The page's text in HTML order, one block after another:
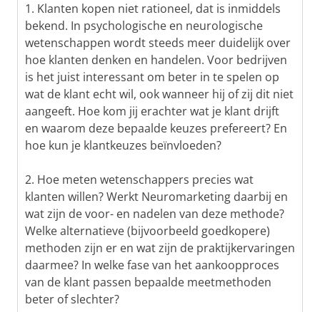
1. Klanten kopen niet rationeel, dat is inmiddels
bekend. In psychologische en neurologische
wetenschappen wordt steeds meer duidelijk over
hoe klanten denken en handelen. Voor bedrijven
is het juist interessant om beter in te spelen op
wat de klant echt wil, ook wanneer hij of zij dit niet
aangeeft. Hoe kom jij erachter wat je klant drijft
en waarom deze bepaalde keuzes prefereert? En
hoe kun je klantkeuzes beïnvloeden?
2. Hoe meten wetenschappers precies wat
klanten willen? Werkt Neuromarketing daarbij en
wat zijn de voor- en nadelen van deze methode?
Welke alternatieve (bijvoorbeeld goedkopere)
methoden zijn er en wat zijn de praktijkervaringen
daarmee? In welke fase van het aankoopproces
van de klant passen bepaalde meetmethoden
beter of slechter?